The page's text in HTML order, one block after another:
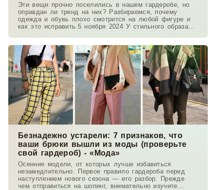
Эти вещи прочно поселились в нашем гардеробе, но
оправдан ли тренд на них? Разбираемся, почему
одежда и обувь плохо смотрится на любой фигуре и
как это исправить.5 ноября 2024 У стильного образа
Безнадежно устарели: 7 признаков, что
ваши брюки вышли из моды (проверьте
свой гардероб) - «Мода»
Осенние модели, от которых лучше избавиться
незамедлительно. Первое правило гардероба перед
наступлением нового сезона — его разбор. Прежде
чем отправиться на шопинг, внимательно изучите